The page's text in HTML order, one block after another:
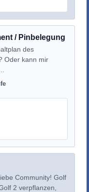
/ Pinbelegung
des
Oder kann mir
Community! Golf
2 verpflanzen,